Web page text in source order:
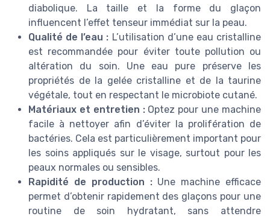
diabolique. La taille et la forme du glaçon
influencent l’effet tenseur immédiat sur la peau.
Qualité de l’eau : L’utilisation d’une eau cristalline
est recommandée pour éviter toute pollution ou
altération du soin. Une eau pure préserve les
propriétés de la gelée cristalline et de la taurine
végétale, tout en respectant le microbiote cutané.
Matériaux et entretien :Optez pour une machine
facile à nettoyer afin d’éviter la prolifération de
bactéries. Cela est particulièrement important pour
les soins appliqués sur le visage, surtout pour les
peaux normales ou sensibles.
Rapidité de production :Une machine efficace
permet d’obtenir rapidement des glaçons pour une
routine de soin hydratant, sans attendre